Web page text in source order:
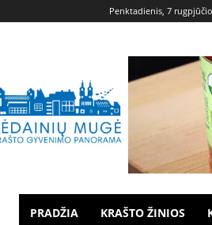
Penktadienis, 7
PRADŽIA KRAŠTO ŽINIOS